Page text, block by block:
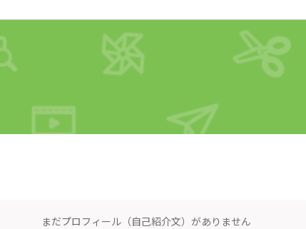
まだプロフィール（自己紹介文）がありません